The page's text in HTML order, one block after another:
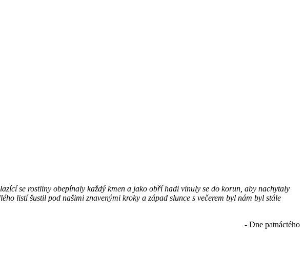
se rostliny obepínaly každý kmen a jako obří hadi vinuly se do korun, aby nachytaly
listí šustil pod našimi znavenými kroky a západ slunce s večerem byl nám byl stále
- Dne patnáctého